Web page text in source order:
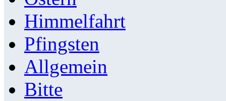
Himmelfahrt
Pfingsten
Allgemein
Bitte